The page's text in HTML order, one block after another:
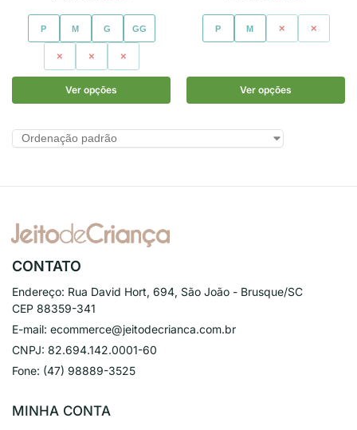
P M G GG
1 2 3
Ver opções
P M G GG
Ver opções
CONTATO
Endereço: Rua David Hort, 694, São João - Brusque/SC
CEP 88359-341
E-mail: ecommerce@jeitodecrianca.com.br
CNPJ: 82.694.142.0001-60
Fone: (47) 98889-3525
MINHA CONTA